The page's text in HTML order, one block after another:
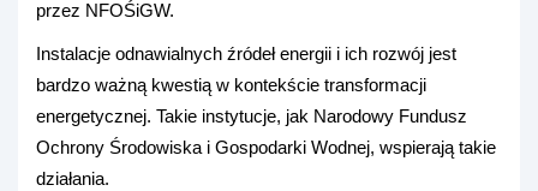
przez NFOŚiGW.
Instalacje odnawialnych źródeł energii i ich rozwój jest
bardzo ważną kwestią w kontekście transformacji
energetycznej. Takie instytucje, jak Narodowy Fundusz
Ochrony Środowiska i Gospodarki Wodnej, wspierają takie
działania.